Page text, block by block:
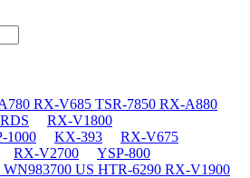
RX-V685 TSR-7850 RX-A880
RX-V1800
1000
KX-393
RX-V675
RX-V2700
YSP-800
US HTR-6290 RX-V1900